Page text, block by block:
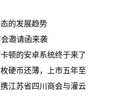
的发展趋势
邀请函来袭
顿的安卓系统终于来了
硬币还薄，上市五年至
江苏省四川商会与灌云